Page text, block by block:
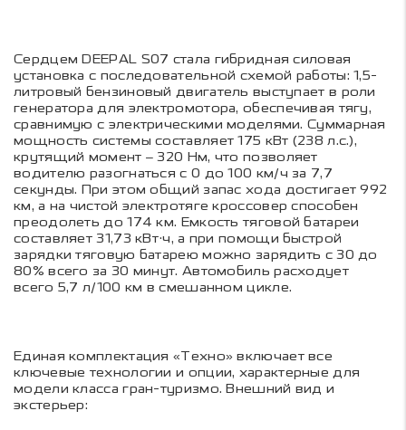
Сердцем DEEPAL S07 стала гибридная силовая
установка с последовательной схемой работы: 1,5-
литровый бензиновый двигатель выступает в роли
генератора для электромотора, обеспечивая тягу,
сравнимую с электрическими моделями. Суммарная
мощность системы составляет 175 кВт (238 л.с.),
крутящий момент – 320 Нм, что позволяет
водителю разогнаться с 0 до 100 км/ч за 7,7
секунды. При этом общий запас хода достигает 992
км, а на чистой электротяге кроссовер способен
преодолеть до 174 км. Емкость тяговой батареи
составляет 31,73 кВт·ч, а при помощи быстрой
зарядки тяговую батарею можно зарядить с 30 до
80% всего за 30 минут. Автомобиль расходует
всего 5,7 л/100 км в смешанном цикле.
Единая комплектация «Техно» включает все
ключевые технологии и опции, характерные для
модели класса гран-туризмо. Внешний вид и
экстерьер: